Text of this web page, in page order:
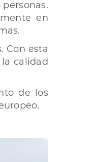
en
Con esta
calidad
de los